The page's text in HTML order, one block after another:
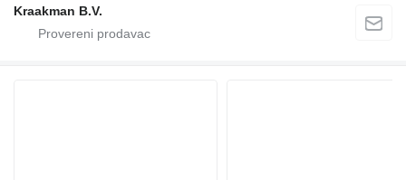
Kraakman B.V.